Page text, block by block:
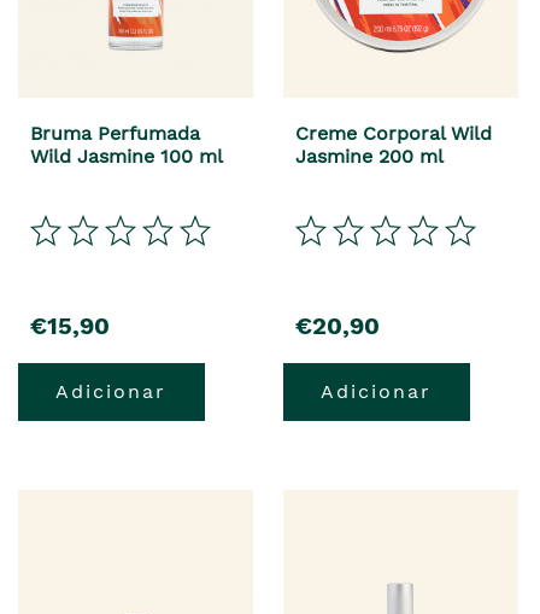
Bruma Perfumada
Wild Jasmine 100 ml
€15,90
Adicionar
Creme Corporal Wild
Jasmine 200 ml
€20,90
Adicionar